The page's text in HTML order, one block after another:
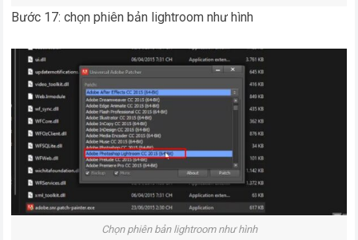
Bước 17: chọn phiên bản lightroom như hình
Chọn phiên bản lightroom như hình